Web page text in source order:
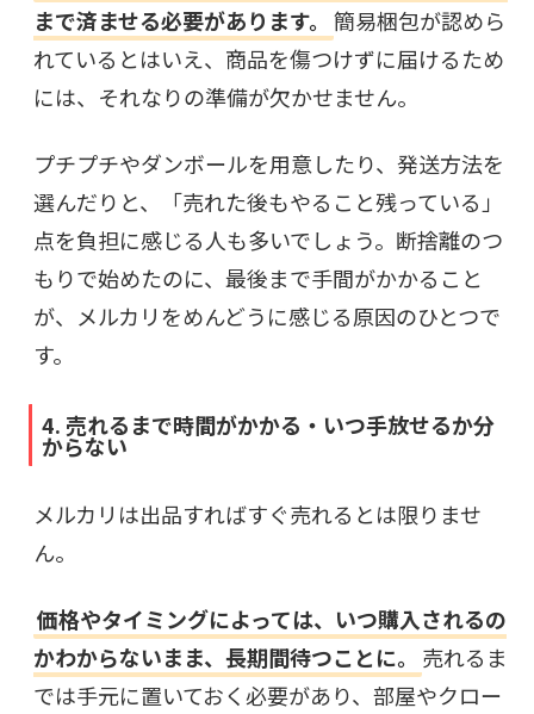
まで済ませる必要があります。 簡易梱包が認めら
れているとはいえ、商品を傷つけずに届けるため
には、それなりの準備が欠かせません。
プチプチやダンボールを用意したり、発送方法を
選んだりと、「売れた後もやること残っている」
点を負担に感じる人も多いでしょう。断捨離のつ
もりで始めたのに、最後まで手間がかかること
が、メルカリをめんどうに感じる原因のひとつで
す。
4. 売れるまで時間がかかる・いつ手放せるか分
からない
メルカリは出品すればすぐ売れるとは限りませ
ん。
価格やタイミングによっては、いつ購入されるの
かわからないまま、長期間待つことに。 売れるま
では手元に置いておく必要があり、部屋やクロー